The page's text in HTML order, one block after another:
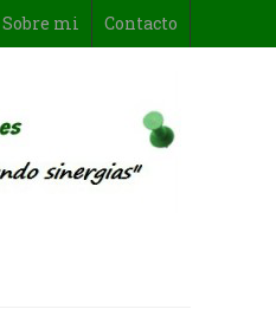
Sobre mi Contacto